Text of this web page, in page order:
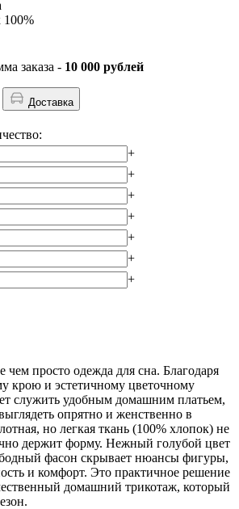
100%
заказа - 10 000 рублей
Доставка
+
+
+
+
+
+
+
просто одежда для сна. Благодаря
крою и эстетичному цветочному
служить удобным домашним платьем,
опрятно и женственно в
но легкая ткань (100% хлопок) не
держит форму. Нежный голубой цвет
фасон скрывает нюансы фигуры,
и комфорт. Это практичное решение
домашний трикотаж, который